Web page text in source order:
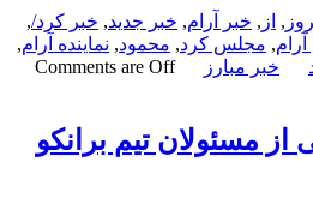
, از , خبر آرام, خبر جدید, خبر کرد/,
, مجلس کرد, محمود, نماینده آرام,
خبر مبارز Comments are Off
از مسئولان تیم برانکو